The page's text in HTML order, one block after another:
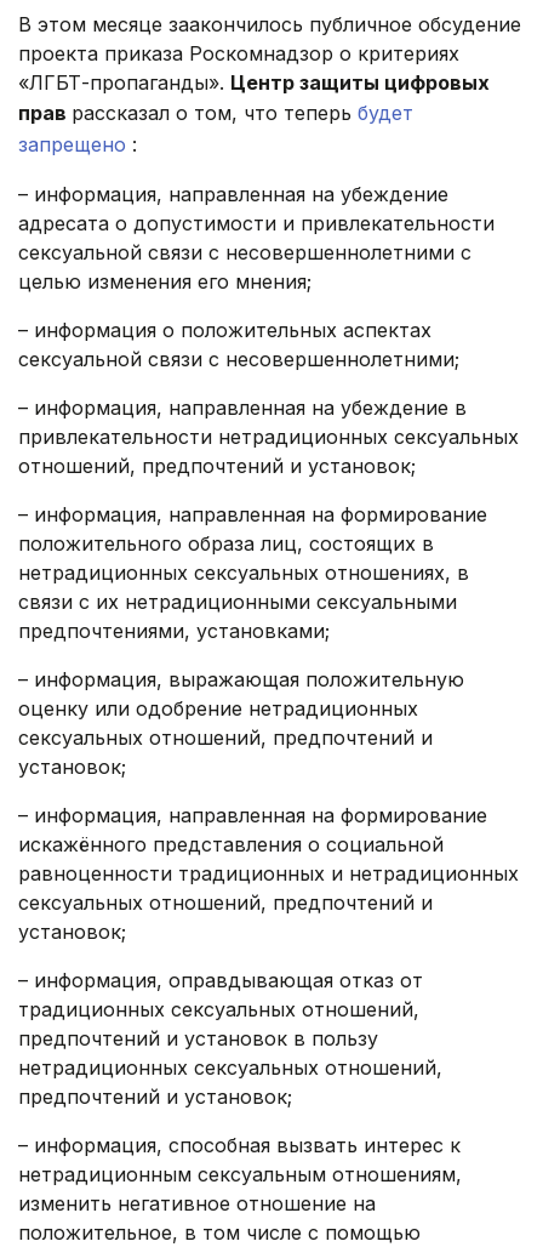
В этом месяце заакончилось публичное обсудение
проекта приказа Роскомнадзор о критериях
«ЛГБТ-пропаганды». Центр защиты цифровых
прав рассказал о том, что теперь будет
запрещено :
– информация, направленная на убеждение
адресата о допустимости и привлекательности
сексуальной связи с несовершеннолетними с
целью изменения его мнения;
– информация о положительных аспектах
сексуальной связи с несовершеннолетними;
– информация, направленная на убеждение в
привлекательности нетрадиционных сексуальных
отношений, предпочтений и установок;
– информация, направленная на формирование
положительного образа лиц, состоящих в
нетрадиционных сексуальных отношениях, в
связи с их нетрадиционными сексуальными
предпочтениями, установками;
– информация, выражающая положительную
оценку или одобрение нетрадиционных
сексуальных отношений, предпочтений и
установок;
– информация, направленная на формирование
искажённого представления о социальной
равноценности традиционных и нетрадиционных
сексуальных отношений, предпочтений и
установок;
– информация, оправдывающая отказ от
традиционных сексуальных отношений,
предпочтений и установок в пользу
нетрадиционных сексуальных отношений,
предпочтений и установок;
– информация, способная вызвать интерес к
нетрадиционным сексуальным отношениям,
изменить негативное отношение на
положительное, в том числе с помощью